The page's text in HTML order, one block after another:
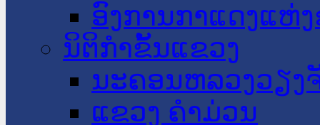
ອົງການກາແດງແຫ່
ນິຕິກໍາຂັ້ນແຂວງ
ນະ​ຄອນ​ຫລວງວຽງ
ແຂວງ ຄໍາມ່ວນ